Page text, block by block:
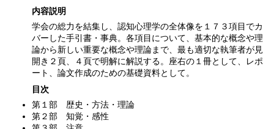
内容説明
学会の総力を結集し、認知心理学の全体像を１７３項目でカ
バーした手引書・事典。各項目について、基本的な概念や理
論から新しい重要な概念や理論まで、最も適切な執筆者が見
開き２頁、４頁で明解に解説する。座右の１冊として、レポ
ート、論文作成のための基礎資料として。
目次
第１部 歴史・方法・理論
第２部 知覚・感性